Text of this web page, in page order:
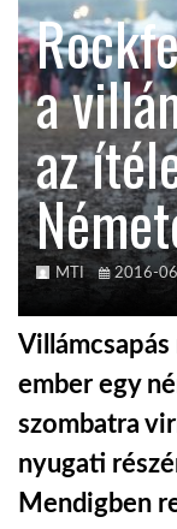
GLOBOTV
AFRIKA
A NAP SZÉPE
LINKTR.EE
GLOBOZSARU
DOBRAVERO.HU
a
az
MTI 2016-
ember egy
szombatra
nyugati
Mendigben